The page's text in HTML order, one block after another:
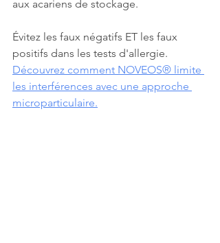
aux acariens de stockage.
Évitez les faux négatifs ET les faux
positifs dans les tests d'allergie.
Découvrez comment NOVEOS® limite
les interférences avec une approche
microparticulaire.